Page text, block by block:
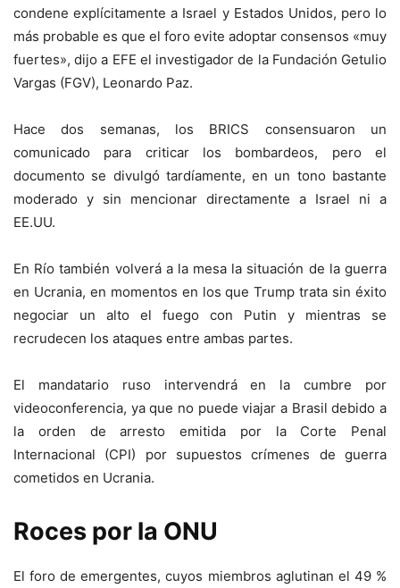
condene explícitamente a Israel y Estados Unidos, pero lo
más probable es que el foro evite adoptar consensos «muy
fuertes», dijo a EFE el investigador de la Fundación Getulio
Vargas (FGV), Leonardo Paz.
Hace dos semanas, los BRICS consensuaron un
comunicado para criticar los bombardeos, pero el
documento se divulgó tardíamente, en un tono bastante
moderado y sin mencionar directamente a Israel ni a
EE.UU.
En Río también volverá a la mesa la situación de la guerra
en Ucrania, en momentos en los que Trump trata sin éxito
negociar un alto el fuego con Putin y mientras se
recrudecen los ataques entre ambas partes.
El mandatario ruso intervendrá en la cumbre por
videoconferencia, ya que no puede viajar a Brasil debido a
la orden de arresto emitida por la Corte Penal
Internacional (CPI) por supuestos crímenes de guerra
cometidos en Ucrania.
Roces por la ONU
El foro de emergentes, cuyos miembros aglutinan el 49 %